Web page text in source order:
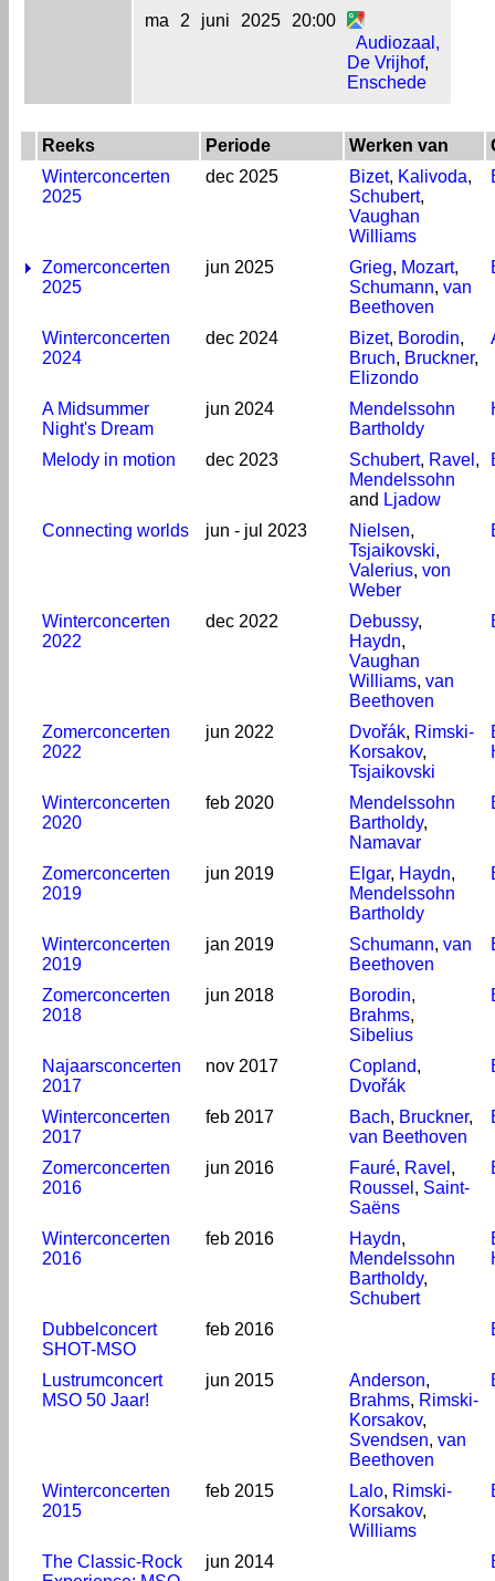
ma
2 juni 2025
20:00
Audiozaal,
De Vrijhof,
Enschede
Reeks Periode Werken van
Winterconcerten
2025
dec 2025 Bizet, Kalivoda,
Schubert,
Vaughan
Williams
Zomerconcerten
2025
jun 2025 Grieg, Mozart,
Schumann, van
Beethoven
Winterconcerten
2024
dec 2024 Bizet, Borodin,
Bruch, Bruckner,
Elizondo
A Midsummer
Night's Dream
jun 2024
Mendelssohn
Bartholdy
Melody in motion dec 2023 Schubert, Ravel ,
Mendelssohn
and Ljadow
Connecting worlds jun - jul 2023 Nielsen,
Tsjaikovski,
Valerius, von
Weber
Winterconcerten
2022
dec 2022 Debussy,
Haydn,
Vaughan
Williams, van
Beethoven
Zomerconcerten
2022
jun 2022 Dvořák, Rimski-
Korsakov,
Tsjaikovski
Winterconcerten
2020
feb 2020
Mendelssohn
Bartholdy,
Namavar
Zomerconcerten
2019
jun 2019 Elgar, Haydn,
Mendelssohn
Bartholdy
Winterconcerten
2019
jan 2019 Schumann, van
Beethoven
Zomerconcerten
2018
jun 2018 Borodin,
Brahms,
Sibelius
Najaarsconcerten
2017
nov 2017 Copland,
Dvořák
Winterconcerten
2017
feb 2017 Bach, Bruckner,
van Beethoven
Zomerconcerten
2016
jun 2016 Fauré, Ravel ,
Roussel , Saint-
Saëns
Winterconcerten
2016
feb 2016 Haydn,
Mendelssohn
Bartholdy,
Schubert
Dubbelconcert
SHOT-MSO
feb 2016
Lustrumconcert
MSO 50 Jaar!
jun 2015 Anderson,
Brahms, Rimski-
Korsakov,
Svendsen, van
Beethoven
Winterconcerten
2015
feb 2015 Lalo, Rimski-
Korsakov,
Williams
The Classic-Rock
jun 2014